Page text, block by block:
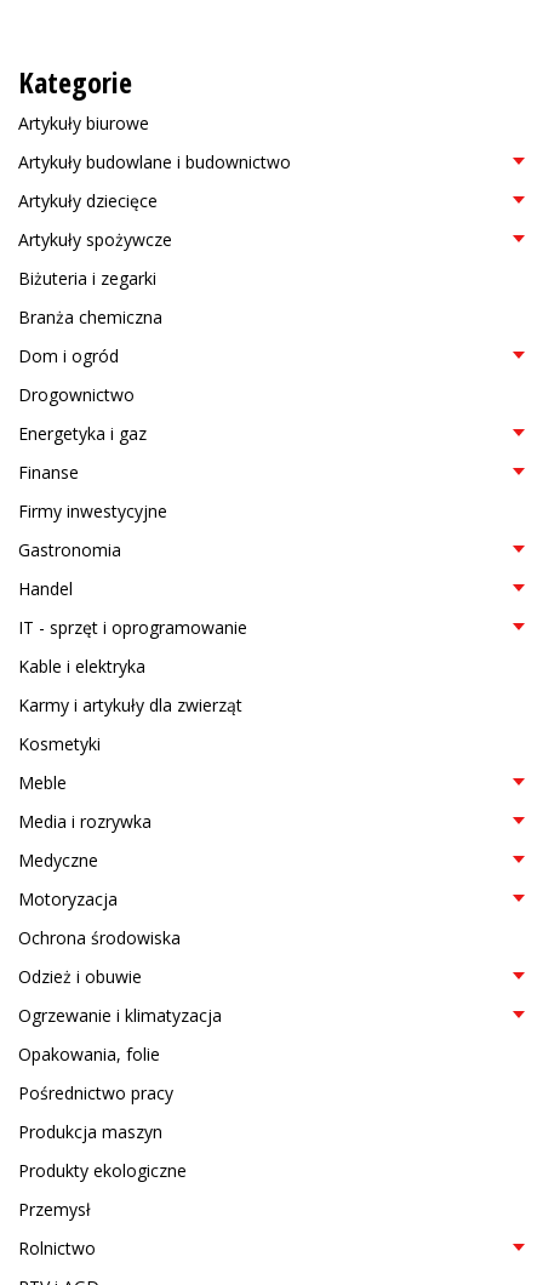
Kategorie
Artykuły biurowe
Artykuły budowlane i budownictwo
Artykuły dziecięce
Artykuły spożywcze
Biżuteria i zegarki
Branża chemiczna
Dom i ogród
Drogownictwo
Energetyka i gaz
Finanse
Firmy inwestycyjne
Gastronomia
Handel
IT - sprzęt i oprogramowanie
Kable i elektryka
Karmy i artykuły dla zwierząt
Kosmetyki
Meble
Media i rozrywka
Medyczne
Motoryzacja
Ochrona środowiska
Odzież i obuwie
Ogrzewanie i klimatyzacja
Opakowania, folie
Pośrednictwo pracy
Produkcja maszyn
Produkty ekologiczne
Przemysł
Rolnictwo